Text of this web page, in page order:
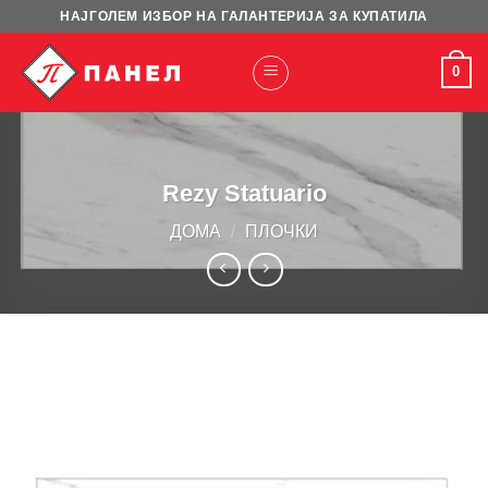
content
НАЈГОЛЕМ ИЗБОР НА ГАЛАНТЕРИЈА ЗА КУПАТИЛА
0
Rezy Statuario
ДОМА / ПЛОЧКИ